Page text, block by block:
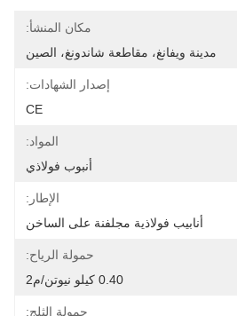
مكان المنشأ:
مدينة ويفانغ، مقاطعة شاندونغ، الصين
إصدار الشهادات:
CE
المواد:
أنبوب فولاذي
الإطار:
أنابيب فولاذية مجلفنة على الساخن
حمولة الرياح:
0.40 كيلو نيوتن/م2
حمولة الثلج: